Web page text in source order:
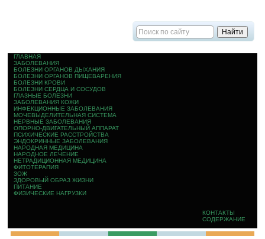
ГЛАВНАЯ
ЗАБОЛЕВАНИЯ
БОЛЕЗНИ ОРГАНОВ ДЫХАНИЯ
БОЛЕЗНИ ОРГАНОВ ПИЩЕВАРЕНИЯ
БОЛЕЗНИ КРОВИ
БОЛЕЗНИ СЕРДЦА И СОСУДОВ
ГЛАЗНЫЕ БОЛЕЗНИ
ЗАБОЛЕВАНИЯ КОЖИ
ИНФЕКЦИОННЫЕ ЗАБОЛЕВАНИЯ
МОЧЕВЫДЕЛИТЕЛЬНАЯ СИСТЕМА
НЕРВНЫЕ ЗАБОЛЕВАНИЯ
ОПОРНО-ДВИГАТЕЛЬНЫЙ АППАРАТ
ПСИХИЧЕСКИЕ РАССТРОЙСТВА
ЭНДОКРИННЫЕ ЗАБОЛЕВАНИЯ
НАРОДНАЯ МЕДИЦИНА
НАРОДНОЕ ЛЕЧЕНИЕ
НЕТРАДИЦИОННАЯ МЕДИЦИНА
ФИТОТЕРАПИЯ
ЗОЖ
ЗДОРОВЫЙ ОБРАЗ ЖИЗНИ
ПИТАНИЕ
ФИЗИЧЕСКИЕ НАГРУЗКИ
КОНТАКТЫ
СОДЕРЖАНИЕ